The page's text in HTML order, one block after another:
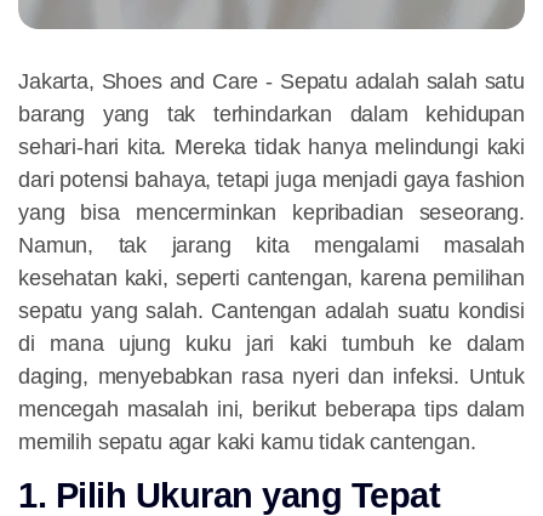
Jakarta, Shoes and Care - Sepatu adalah salah satu
barang yang tak terhindarkan dalam kehidupan
sehari-hari kita. Mereka tidak hanya melindungi kaki
dari potensi bahaya, tetapi juga menjadi gaya fashion
yang bisa mencerminkan kepribadian seseorang.
Namun, tak jarang kita mengalami masalah
kesehatan kaki, seperti cantengan, karena pemilihan
sepatu yang salah. Cantengan adalah suatu kondisi
di mana ujung kuku jari kaki tumbuh ke dalam
daging, menyebabkan rasa nyeri dan infeksi. Untuk
mencegah masalah ini, berikut beberapa tips dalam
memilih sepatu agar kaki kamu tidak cantengan.
1. Pilih Ukuran yang Tepat